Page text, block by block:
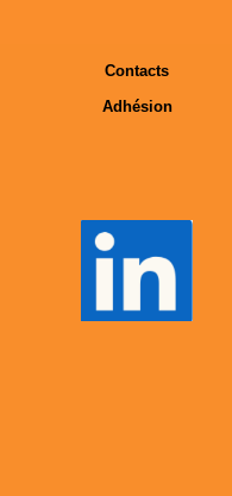
Contacts
Adhésion